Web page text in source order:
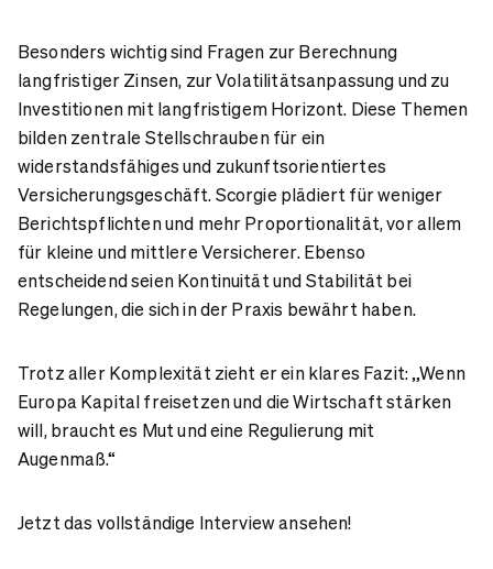
Besonders wichtig sind Fragen zur Berechnung
langfristiger Zinsen, zur Volatilitätsanpassung und zu
Investitionen mit langfristigem Horizont. Diese Themen
bilden zentrale Stellschrauben für ein
widerstandsfähiges und zukunftsorientiertes
Versicherungsgeschäft. Scorgie plädiert für weniger
Berichtspflichten und mehr Proportionalität, vor allem
für kleine und mittlere Versicherer. Ebenso
entscheidend seien Kontinuität und Stabilität bei
Regelungen, die sich in der Praxis bewährt haben.
Trotz aller Komplexität zieht er ein klares Fazit: „Wenn
Europa Kapital freisetzen und die Wirtschaft stärken
will, braucht es Mut und eine Regulierung mit
Augenmaß.“
Jetzt das vollständige Interview ansehen!